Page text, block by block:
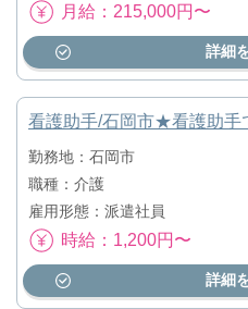
月給：215,000円〜
詳細
看護助手/石岡市★看護助手
勤務地：石岡市
職種：介護
雇用形態：派遣社員
時給：1,200円〜
詳細